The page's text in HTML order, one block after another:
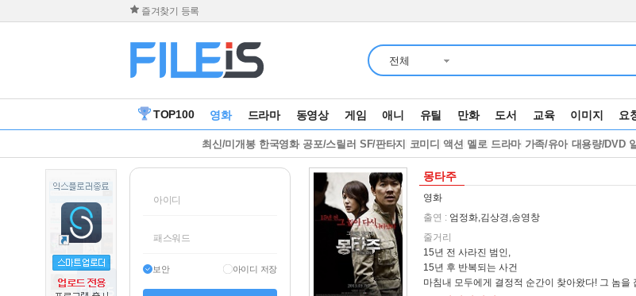
즐겨찾기 등록
전체
TOP100 영화 드라마 동영상 게임 애니 유틸 만화 도서 교육 이미지 요
최신/미개봉 한국영화 공포/스릴러 SF/판타지 코미디 액션 멜로 드라마 가족/유아 대용량/DVD
보안 아이디 저장
몽타주
영화
출연 : 엄정화,김상경,송영창
줄거리
15년 전 사라진 범인,
15년 후 반복되는 사건
마침내 모두에게 결정적 순간이 찾아왔다! 그 놈을